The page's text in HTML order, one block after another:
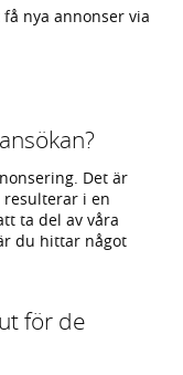
nya annonser via
Det är
resulterar i en
ta del av våra
du hittar något
för de